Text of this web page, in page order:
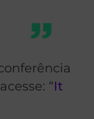
“It